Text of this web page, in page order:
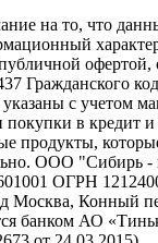
на то, что
офертой,
Гражданского
с учетом
покупки в кредит
продукты,
ООО "Сибирь
ОГРН
Москва, Конный
банком АО